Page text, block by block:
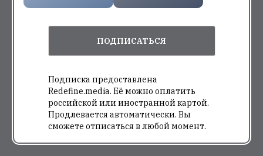
ПОДПИСАТЬСЯ
Подписка предоставлена
Redefine.media. Её можно оплатить
российской или иностранной картой.
Продлевается автоматически. Вы
сможете отписаться в любой момент.